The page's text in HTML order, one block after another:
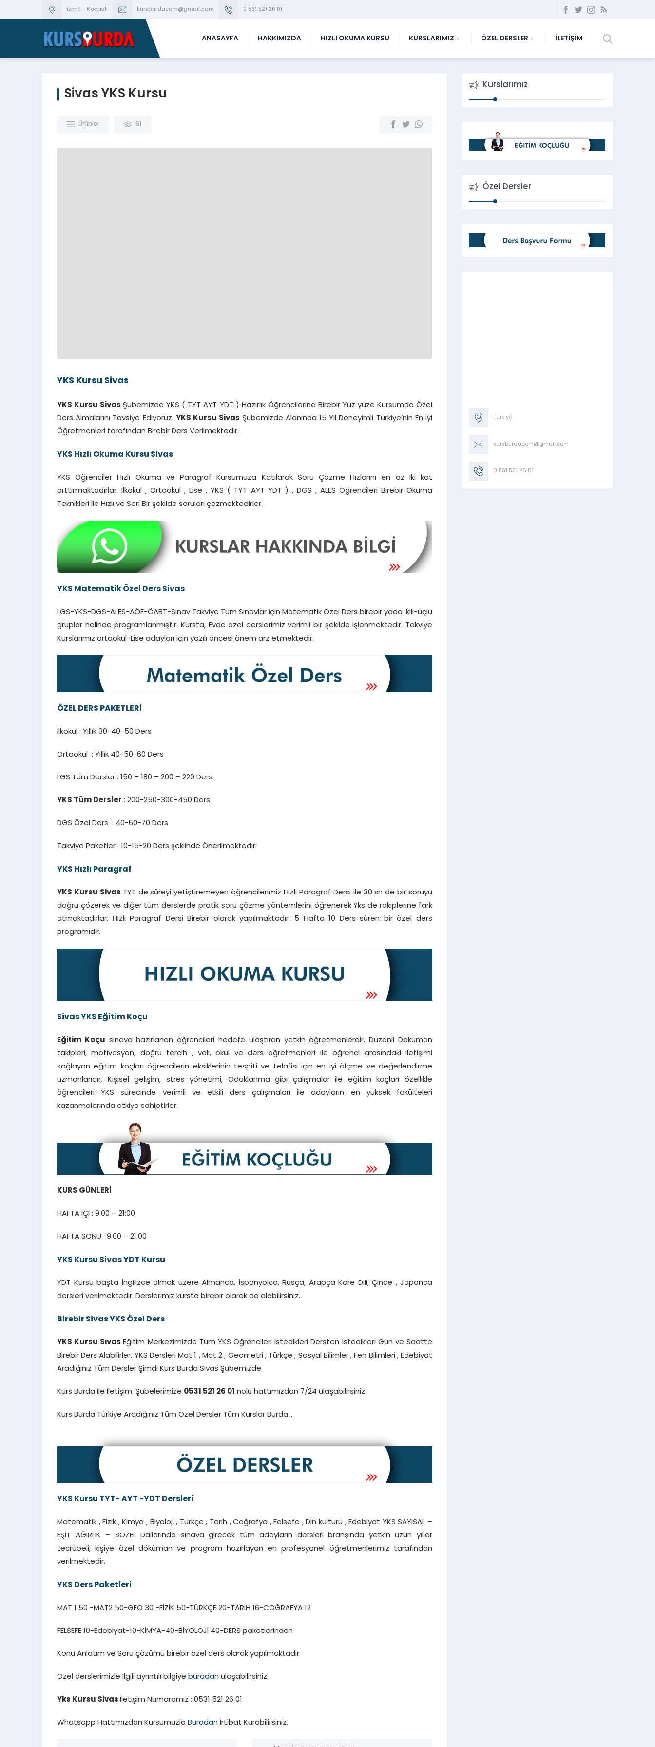
İzmit - Kocaeli kursburdacom@gmail.com 0 531 521 26 01
ANASAYFA HAKKIMIZDA HIZLI OKUMA KURSU KURSLARIMIZ ÖZEL DERSLER İLETİŞİM
Sivas YKS Kursu
Ürünler 61
YKS Kursu Sivas
YKS Kursu SivasŞubemizde YKS ( TYT AYT YDT ) Hazırlık Öğrencilerine Birebir Yüz yüze Kursumda Özel
Ders Almalarını Tavsiye Ediyoruz. YKS Kursu Sivas Şubemizde Alanında 15 Yıl Deneyimli Türkiye’nin En İyi
Öğretmenleri tarafından Birebir Ders Verilmektedir.
YKS Hızlı Okuma Kursu Sivas
YKS Öğrenciler Hızlı Okuma ve Paragraf Kursumuza Katılarak Soru Çözme Hızlarını en az İki kat
arttırmaktadırlar. İlkokul , Ortaokul , Lise , YKS ( TYT AYT YDT ) , DGS , ALES Öğrencileri Birebir Okuma
Teknikleri İle Hızlı ve Seri Bir şekilde soruları çözmektedirler.
YKS Matematik Özel Ders Sivas
LGS-YKS-DGS-ALES-AÖF-ÖABT-Sınav Takviye Tüm Sınavlar için Matematik Özel Ders birebir yada ikili-üçlü
gruplar halinde programlanmıştır. Kursta, Evde özel derslerimiz verimli bir şekilde işlenmektedir. Takviye
Kurslarımız ortaokul-Lise adayları için yazılı öncesi önem arz etmektedir.
ÖZEL DERS PAKETLERİ
İlkokul : Yıllık 30-40-50 Ders
Ortaokul : Yıllık 40-50-60 Ders
LGS Tüm Dersler : 150 – 180 – 200 – 220 Ders
YKS Tüm Dersler : 200-250-300-450 Ders
DGS Özel Ders : 40-60-70 Ders
Takviye Paketler : 10-15-20 Ders şeklinde Önerilmektedir.
YKS Hızlı Paragraf
YKS Kursu Sivas TYT de süreyi yetiştiremeyen öğrencilerimiz Hızlı Paragraf Dersi ile 30 sn de bir soruyu
doğru çözerek ve diğer tüm derslerde pratik soru çözme yöntemlerini öğrenerek Yks de rakiplerine fark
atmaktadırlar. Hızlı Paragraf Dersi Birebir olarak yapılmaktadır. 5 Hafta 10 Ders süren bir özel ders
programıdır.
Sivas YKS Eğitim Koçu
Eğitim Koçu sınava hazırlanan öğrencileri hedefe ulaştıran yetkin öğretmenlerdir. Düzenli Döküman
takipleri, motivasyon, doğru tercih , veli, okul ve ders öğretmenleri ile öğrenci arasındaki iletişimi
sağlayan eğitim koçları öğrencilerin eksiklerinin tespiti ve telafisi için en iyi ölçme ve değerlendirme
uzmanlarıdır. Kişisel gelişim, stres yönetimi, Odaklanma gibi çalışmalar ile eğitim koçları özellikle
öğrencileri YKS sürecinde verimli ve etkili ders çalışmaları ile adayların en yüksek fakülteleri
kazanmalarında etkiye sahiptirler.
KURS GÜNLERİ
HAFTA İÇİ : 9:00 – 21:00
HAFTA SONU : 9.00 – 21:00
YKS Kursu Sivas YDT Kursu
YDT Kursu başta İngilizce olmak üzere Almanca, İspanyolca, Rusça, Arapça Kore Dili, Çince , Japonca
dersleri verilmektedir. Derslerimiz kursta birebir olarak da alabilirsiniz.
Birebir Sivas YKS Özel Ders
YKS Kursu Sivas Eğitim Merkezimizde Tüm YKS Öğrencileri İstedikleri Dersten İstedikleri Gün ve Saatte
Birebir Ders Alabilirler. YKS Dersleri Mat 1 , Mat 2 , Geometri , Türkçe , Sosyal Bilimler , Fen Bilimleri , Edebiyat
Aradığınız Tüm Dersler Şimdi Kurs Burda Sivas Şubemizde.
Kurs Burda İle İletişim: Şubelerimize 0531 521 26 01 nolu hattımızdan 7/24 ulaşabilirsiniz
Kurs Burda Türkiye Aradığınız Tüm Özel Dersler Tüm Kurslar Burda…
YKS Kursu TYT- AYT -YDT Dersleri
Matematik , Fizik , Kimya , Biyoloji , Türkçe , Tarih , Coğrafya , Felsefe , Din kültürü , Edebiyat YKS SAYISAL –
EŞİT AĞIRLIK – SÖZEL Dallarında sınava girecek tüm adayların dersleri branşında yetkin uzun yıllar
tecrübeli, kişiye özel döküman ve program hazırlayan en profesyonel öğretmenlerimiz tarafından
verilmektedir.
YKS Ders Paketleri
MAT 1 50 -MAT2 50-GEO 30 -FİZİK 50-TÜRKÇE 20-TARİH 16-COĞRAFYA 12
FELSEFE 10-Edebiyat-10-KİMYA-40-BİYOLOJİ 40-DERS paketlerinden
Konu Anlatım ve Soru çözümü birebir özel ders olarak yapılmaktadır.
Özel derslerimizle İlgili ayrıntılı bilgiye buradan ulaşabilirsiniz.
Yks Kursu Sivas İletişim Numaramız : 0531 521 26 01
Whatsapp Hattımızdan Kursumuzla Buradan İrtibat Kurabilirsiniz.
Kurslarımız
Özel Dersler
Türkiye
kursburdacom@gmail.com
0 531 521 26 01